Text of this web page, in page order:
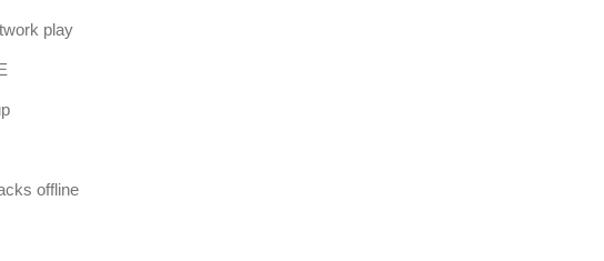
play
offline